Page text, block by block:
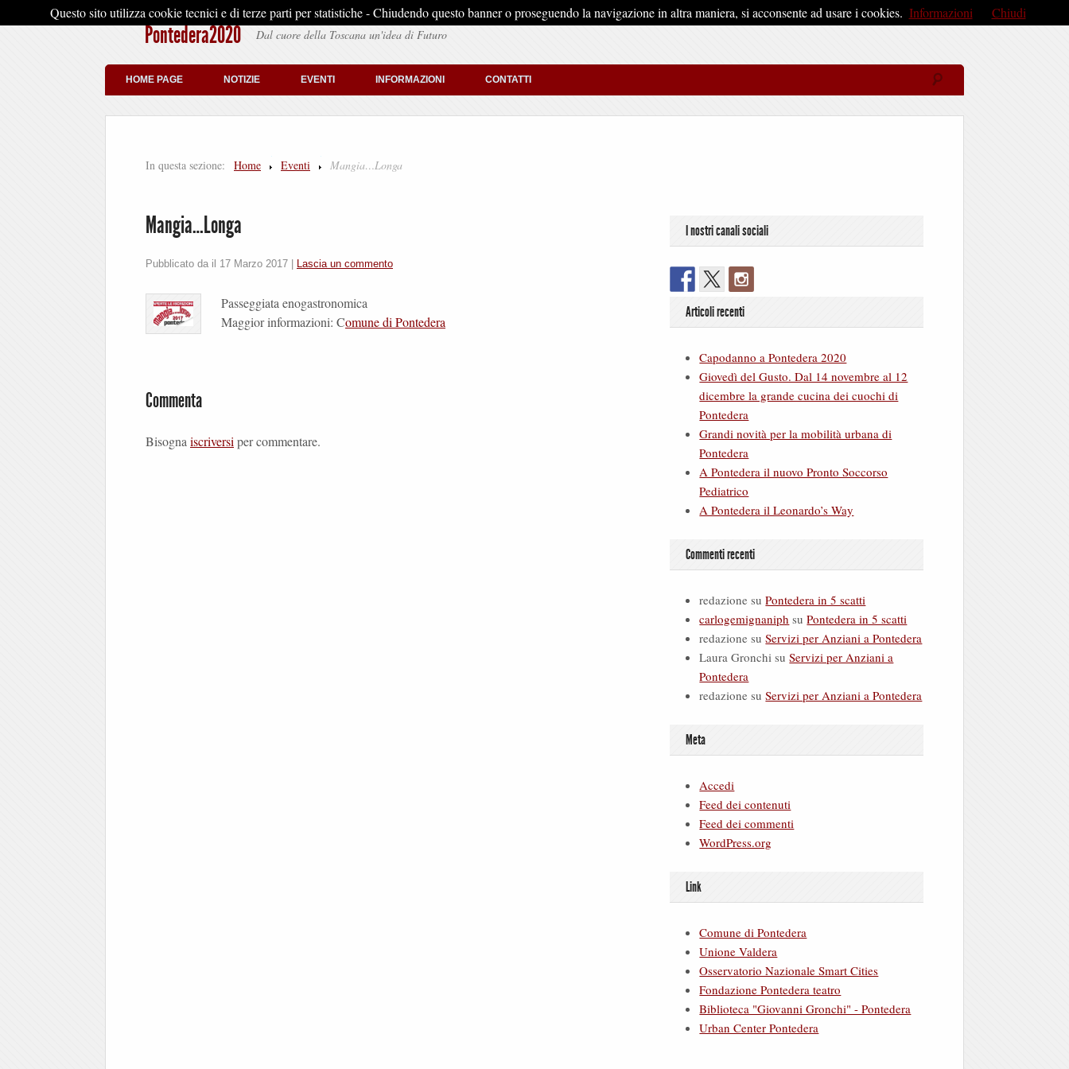
Pontedera2020 Dal cuore della Toscana un'idea di Futuro
HOME PAGE NOTIZIE EVENTI INFORMAZIONI CONTATTI
In questa sezione: Home Eventi Mangia…Longa
Mangia…Longa
Pubblicato da il 17 Marzo 2017 Lascia un commento
Passeggiata enogastronomica
Maggior informazioni: Comune di Pontedera
Commenta
Bisognaiscriversiper commentare.
I nostri canali sociali
Articoli recenti
Capodanno a Pontedera 2020
Giovedì del Gusto. Dal 14 novembre al 12
dicembre la grande cucina dei cuochi di
Pontedera
Grandi novità per la mobilità urbana di
Pontedera
A Pontedera il nuovo Pronto Soccorso
Pediatrico
A Pontedera il Leonardo’s Way
Commenti recenti
redazione suPontedera in 5 scatti
carlogemignaniph suPontedera in 5 scatti
redazione suServizi per Anziani a Pontedera
Laura Gronchi suServizi per Anziani a
Pontedera
redazione suServizi per Anziani a Pontedera
Meta
Accedi
Feed dei contenuti
Feed dei commenti
WordPress.org
Link
Comune di Pontedera
Unione Valdera
Osservatorio Nazionale Smart Cities
Fondazione Pontedera teatro
Biblioteca "Giovanni Gronchi" - Pontedera
Urban Center Pontedera
Questo sito utilizza cookie tecnici e di terze parti per statistiche - Chiudendo questo banner o proseguendo la navigazione in altra maniera, si acconsente ad usare i cookies. Informazioni Chiudi